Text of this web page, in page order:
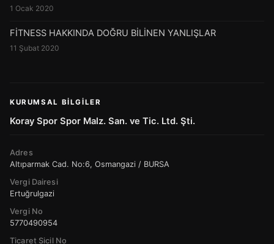
1 Ocak 2020
FİTNESS HAKKINDA DOĞRU BİLİNEN YANLIŞLAR
11 Şubat 2020
KURUMSAL BILGILER
Koray Spor Spor Malz. San. ve Tic. Ltd. Şti.
Adres
Altıparmak Cad. No:6, Osmangazi / BURSA
Vergi Dairesi
Ertuğrulgazi
Vergi No
5770490954
Ticaret Sicil No